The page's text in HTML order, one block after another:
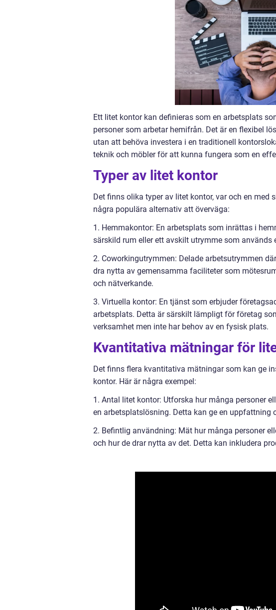
Ett litet kontor kan definieras som en arbetsplats
personer som arbetar hemifrån. Det är en flexibel
utan att behöva investera i en traditionell
teknik och möbler för att kunna fungera som en
Typer av litet kontor
Det finns olika typer av litet kontor, var och en
några populära alternativ att överväga:
1. Hemmakontor: En arbetsplats som inrättas i
särskild rum eller ett avskilt utrymme som används
2. Coworkingutrymmen: Delade arbetsutrymmen
dra nytta av gemensamma faciliteter som
och nätverkande.
3. Virtuella kontor: En tjänst som erbjuder
arbetsplats. Detta är särskilt lämpligt för företag
verksamhet men inte har behov av en fysisk plats.
Kvantitativa mätningar för
Det finns flera kvantitativa mätningar som kan ge
kontor. Här är några exempel:
1. Antal litet kontor: Utforska hur många personer
en arbetsplatslösning. Detta kan ge en uppfattning
2. Befintlig användning: Mät hur många personer
och hur de drar nytta av det. Detta kan inkludera